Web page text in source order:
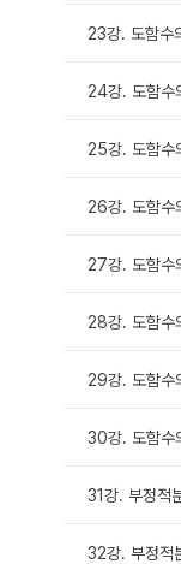
23강. 도함수
24강. 도함
25강. 도함
26강. 도함수
27강. 도함수
28강. 도함수
29강. 도함
30강. 도함
31강. 부정적
32강. 부정적